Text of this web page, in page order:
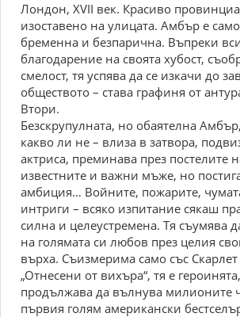
Лондон, XVII век. Красиво
изоставено на улицата. Амбър е
бременна и безпарична. Въпреки
благодарение на своята хубост,
смелост, тя успява да се изкачи до
обществото – става графиня от
Втори.
Безскрупулната, но обаятелна
какво ли не – влиза в затвора,
актриса, преминава през постелите
известните и важни мъже, но
амбиция… Войните, пожарите,
интриги – всяко изпитание сякаш
силна и целеустремена. Тя съумява
на голямата си любов през целия
върха. Съизмерима само със Скарлет
„Отнесени от вихъра“, тя е
продължава да вълнува милионите
първия голям американски